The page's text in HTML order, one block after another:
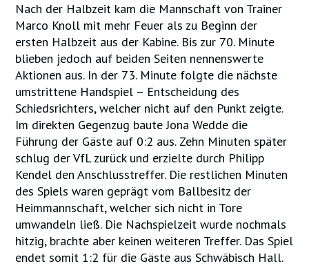
Nach der Halbzeit kam die Mannschaft von Trainer
Marco Knoll mit mehr Feuer als zu Beginn der
ersten Halbzeit aus der Kabine. Bis zur 70. Minute
blieben jedoch auf beiden Seiten nennenswerte
Aktionen aus. In der 73. Minute folgte die nächste
umstrittene Handspiel – Entscheidung des
Schiedsrichters, welcher nicht auf den Punkt zeigte.
Im direkten Gegenzug baute Jona Wedde die
Führung der Gäste auf 0:2 aus. Zehn Minuten später
schlug der VfL zurück und erzielte durch Philipp
Kendel den Anschlusstreffer. Die restlichen Minuten
des Spiels waren geprägt vom Ballbesitz der
Heimmannschaft, welcher sich nicht in Tore
umwandeln ließ. Die Nachspielzeit wurde nochmals
hitzig, brachte aber keinen weiteren Treffer. Das Spiel
endet somit 1:2 für die Gäste aus Schwäbisch Hall.